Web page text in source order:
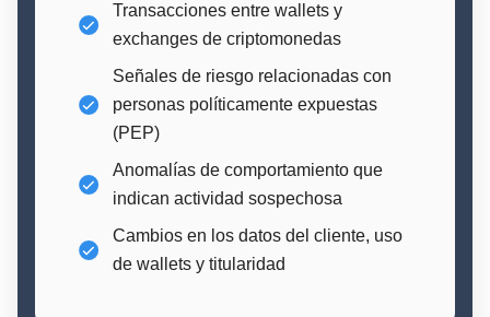
Transacciones entre wallets y
exchanges de criptomonedas
Señales de riesgo relacionadas con
personas políticamente expuestas
(PEP)
Anomalías de comportamiento que
indican actividad sospechosa
Cambios en los datos del cliente, uso
de wallets y titularidad